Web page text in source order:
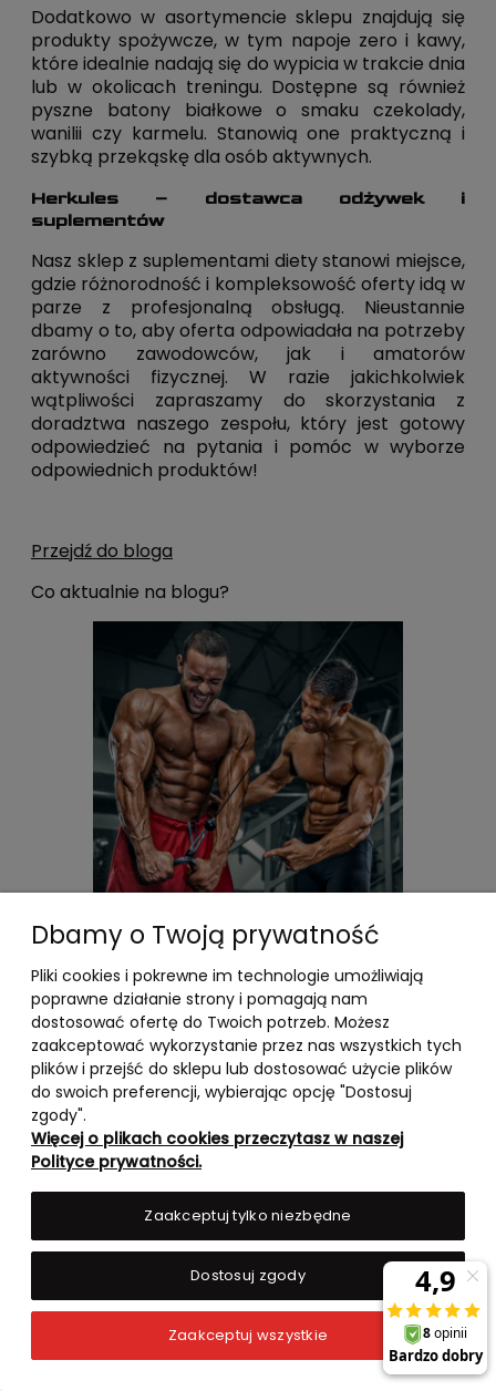
Dodatkowo w asortymencie sklepu znajdują się
produkty spożywcze, w tym napoje zero i kawy,
które idealnie nadają się do wypicia w trakcie dnia
lub w okolicach treningu. Dostępne są również
pyszne batony białkowe o smaku czekolady,
wanilii czy karmelu. Stanowią one praktyczną i
szybką przekąskę dla osób aktywnych.
Herkules – dostawca odżywek i
suplementów
Nasz sklep z suplementami diety stanowi miejsce,
gdzie różnorodność i kompleksowość oferty idą w
parze z profesjonalną obsługą. Nieustannie
dbamy o to, aby oferta odpowiadała na potrzeby
zarówno zawodowców, jak i amatorów
aktywności fizycznej. W razie jakichkolwiek
wątpliwości zapraszamy do skorzystania z
doradztwa naszego zespołu, który jest gotowy
odpowiedzieć na pytania i pomóc w wyborze
odpowiednich produktów!
Przejdź do bloga
Co aktualnie na blogu?
10-03-2026
-
RANKING TOP 5 – BOOSTERY
TESTOSTERONU 2026
czytaj całość »
Dbamy o Twoją prywatność
Pliki cookies i pokrewne im technologie umożliwiają
poprawne działanie strony i pomagają nam
dostosować ofertę do Twoich potrzeb. Możesz
zaakceptować wykorzystanie przez nas wszystkich tych
plików i przejść do sklepu lub dostosować użycie plików
do swoich preferencji, wybierając opcję "Dostosuj
zgody".
Więcej o plikach cookies przeczytasz w naszej
Polityce prywatności.
Zaakceptuj tylko niezbędne
Dostosuj zgody
Zaakceptuj wszystkie